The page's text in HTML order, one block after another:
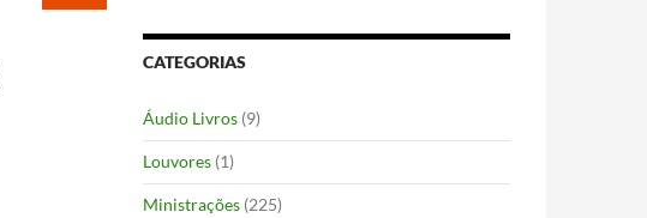
CATEGORIAS
Áudio Livros (9)
Louvores (1)
Ministrações (225)